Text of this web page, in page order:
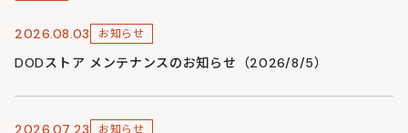
2026.08.03 お知らせ
DODストア メンテナンスのお知らせ（2026/8/5）
2026.07.23 お知らせ